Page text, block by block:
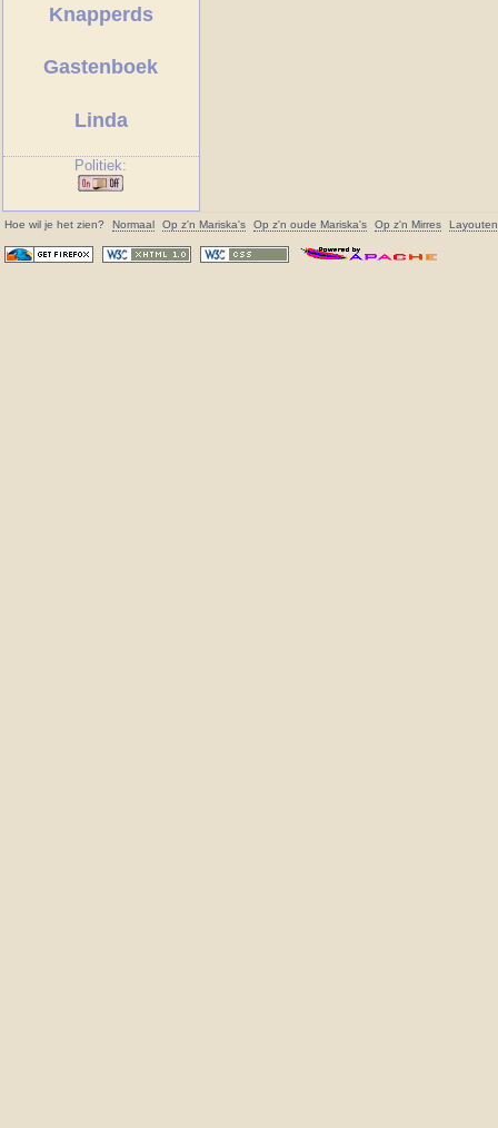
Knapperds
Gastenboek
Linda
Politiek:
Hoe wil je het zien? Normaal Op z'n Mariska's Op z'n oude Mariska's Op z'n Mirres